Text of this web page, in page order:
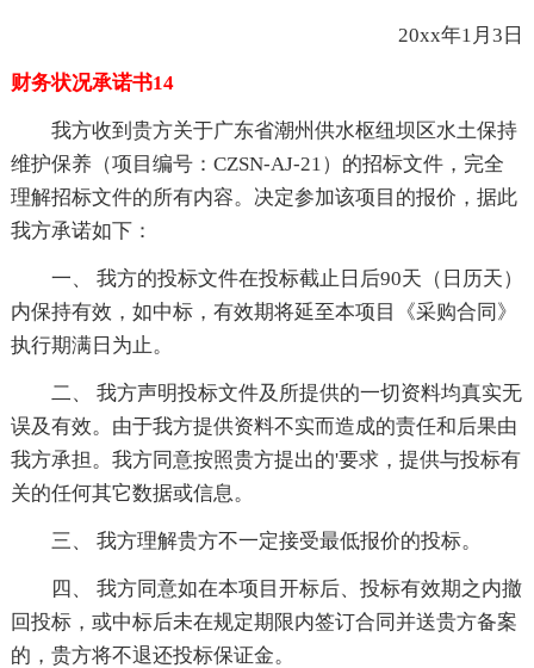
20xx年1月3日
财务状况承诺书14
我方收到贵方关于广东省潮州供水枢纽坝区水土保持
维护保养（项目编号：CZSN-AJ-21）的招标文件，完全
理解招标文件的所有内容。决定参加该项目的报价，据此
我方承诺如下：
一、 我方的投标文件在投标截止日后90天（日历天）
内保持有效，如中标，有效期将延至本项目《采购合同》
执行期满日为止。
二、 我方声明投标文件及所提供的一切资料均真实无
误及有效。由于我方提供资料不实而造成的责任和后果由
我方承担。我方同意按照贵方提出的'要求，提供与投标有
关的任何其它数据或信息。
三、 我方理解贵方不一定接受最低报价的投标。
四、 我方同意如在本项目开标后、投标有效期之内撤
回投标，或中标后未在规定期限内签订合同并送贵方备案
的，贵方将不退还投标保证金。